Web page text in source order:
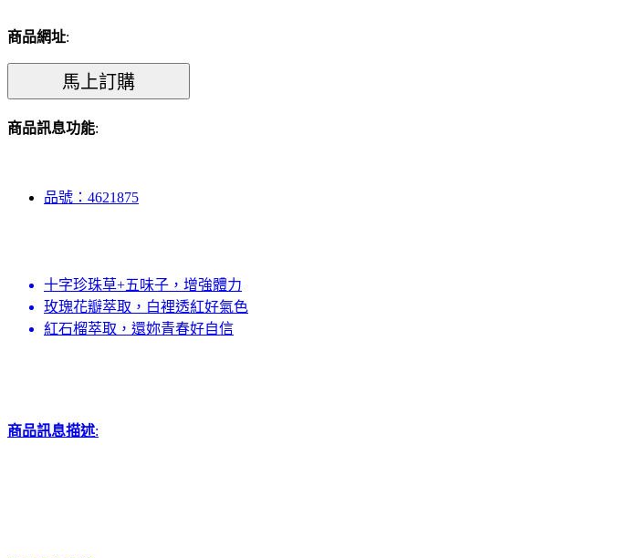
商品網址:
商品訊息功能:
品號：4621875
十字珍珠草+五味子，增強體力
玫瑰花瓣萃取，白裡透紅好氣色
紅石榴萃取，還妳青春好自信
商品訊息描述: